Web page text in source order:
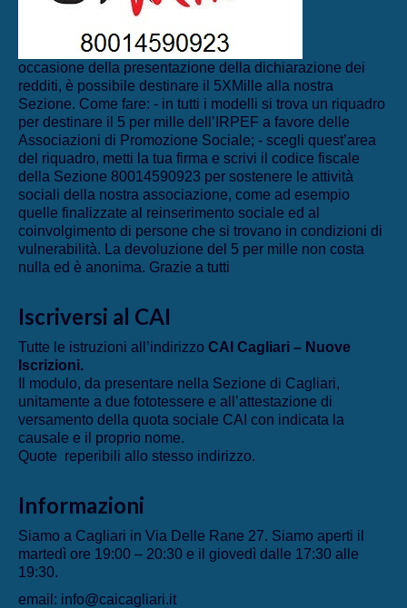
occasione della presentazione della dichiarazione dei
redditi, è possibile destinare il 5XMille alla nostra
Sezione. Come fare: - in tutti i modelli si trova un riquadro
per destinare il 5 per mille dell’IRPEF a favore delle
Associazioni di Promozione Sociale; - scegli quest’area
del riquadro, metti la tua firma e scrivi il codice fiscale
della Sezione 80014590923 per sostenere le attività
sociali della nostra associazione, come ad esempio
quelle finalizzate al reinserimento sociale ed al
coinvolgimento di persone che si trovano in condizioni di
vulnerabilità. La devoluzione del 5 per mille non costa
nulla ed è anonima. Grazie a tutti
Iscriversi al CAI
Tutte le istruzioni all’indirizzo CAI Cagliari – Nuove
Iscrizioni.
Il modulo, da presentare nella Sezione di Cagliari,
unitamente a due fototessere e all’attestazione di
versamento della quota sociale CAI con indicata la
causale e il proprio nome.
Quote reperibili allo stesso indirizzo.
Informazioni
Siamo a Cagliari in Via Delle Rane 27. Siamo aperti il
martedì ore 19:00 – 20:30 e il giovedì dalle 17:30 alle
19:30.
email: info@caicagliari.it